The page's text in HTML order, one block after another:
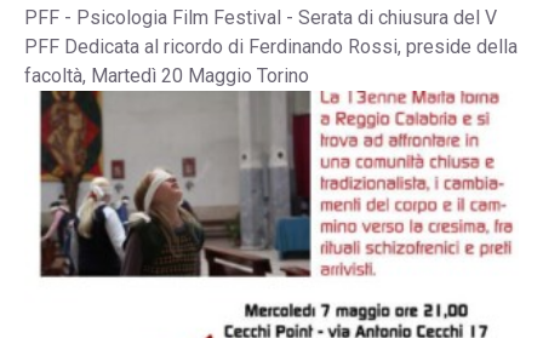
PFF - Psicologia Film Festival - Serata di chiusura del V
PFF Dedicata al ricordo di Ferdinando Rossi, preside della
facoltà, Martedì 20 Maggio Torino